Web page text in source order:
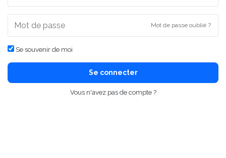
Mot de passe oublié ?
Se souvenir de moi
Se connecter
Vous n'avez pas de compte ?